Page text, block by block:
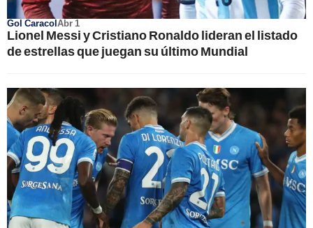
Gol CaracolAbr 1
Lionel Messi y Cristiano Ronaldo lideran el listado
de estrellas que juegan su último Mundial